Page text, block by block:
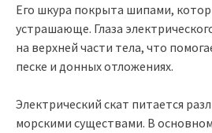
Его шкура покрыта шипами,
устрашающе. Глаза
на верхней части тела, что
песке и донных отложениях.
Электрический скат питается
морскими существами. В